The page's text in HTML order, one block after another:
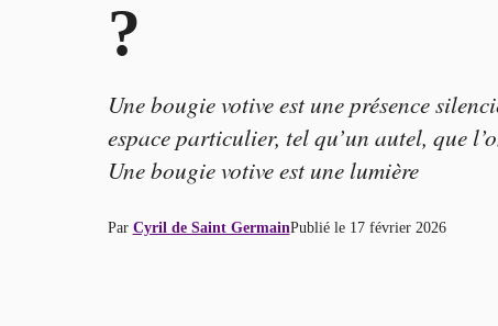
?
Une bougie votive est une présence
espace particulier, tel qu’un autel, que
Une bougie votive est une lumière
Par Cyril de Saint GermainPublié le 17 février 2026